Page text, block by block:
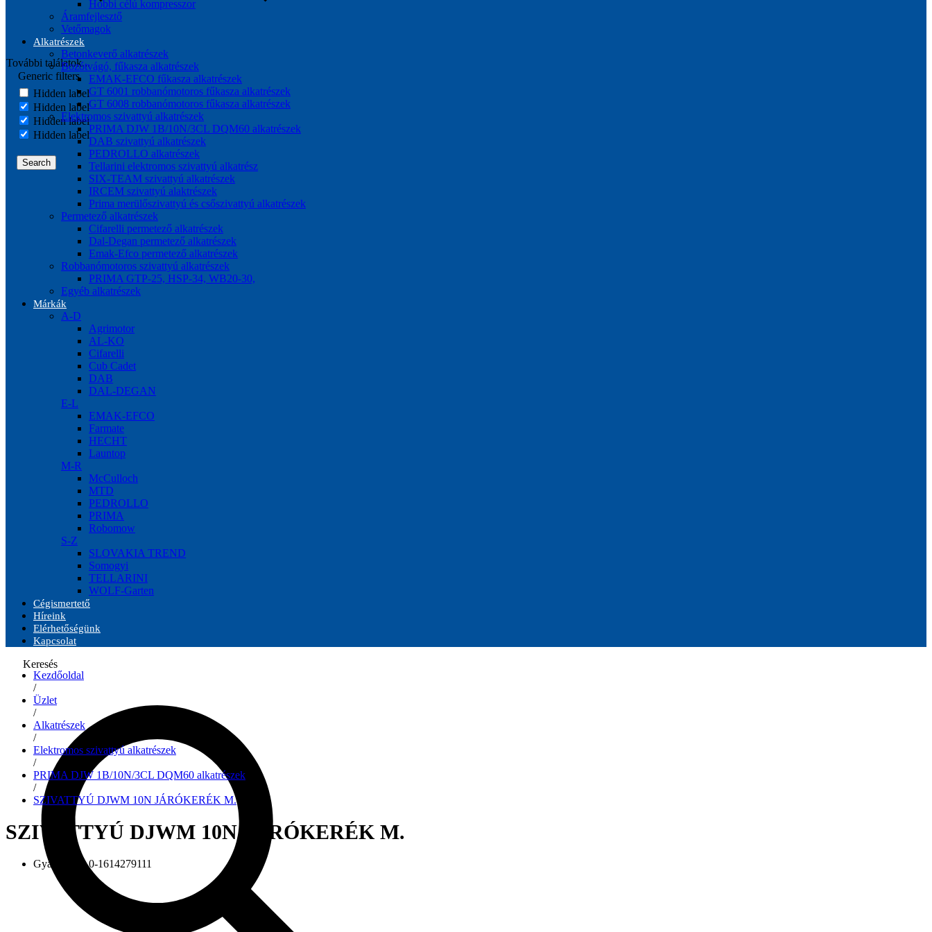
További találatok...
Generic filters
Hidden label
Hidden label
Hidden label
Hidden label
Search
Hobbi célú kompresszor
Áramfejlesztő
Vetőmagok
Alkatrészek
Betonkeverő alkatrészek
Bozótvágó, fűkasza alkatrészek
EMAK-EFCO fűkasza alkatrészek
GT 6001 robbanómotoros fűkasza alkatrészek
GT 6008 robbanómotoros fűkasza alkatrészek
Elektromos szivattyú alkatrészek
PRIMA DJW 1B/10N/3CL DQM60 alkatrészek
DAB szivattyú alkatrészek
PEDROLLO alkatrészek
Tellarini elektromos szivattyú alkatrész
SIX-TEAM szivattyú alkatrészek
IRCEM szivattyú alaktrészek
Prima merülőszivattyú és csőszivattyú alkatrészek
Permetező alkatrészek
Cifarelli permetező alkatrészek
Dal-Degan permetező alkatrészek
Emak-Efco permetező alkatrészek
Robbanómotoros szivattyú alkatrészek
PRIMA GTP-25, HSP-34, WB20-30,
Egyéb alkatrészek
Márkák
A-D
Agrimotor
AL-KO
Cifarelli
Cub Cadet
DAB
DAL-DEGAN
E-L
EMAK-EFCO
Farmate
HECHT
Launtop
M-R
McCulloch
MTD
PEDROLLO
PRIMA
Robomow
S-Z
SLOVAKIA TREND
Somogyi
TELLARINI
WOLF-Garten
Cégismertető
Híreink
Elérhetőségünk
Kapcsolat
Keresés
Kezdőoldal
/
Üzlet
/
Alkatrészek
/
Elektromos szivattyú alkatrészek
/
PRIMA DJW 1B/10N/3CL DQM60 alkatrészek
/
SZIVATTYÚ DJWM 10N JÁRÓKERÉK M.
SZIVATTYÚ DJWM 10N JÁRÓKERÉK M.
Gyári szám:0-1614279111